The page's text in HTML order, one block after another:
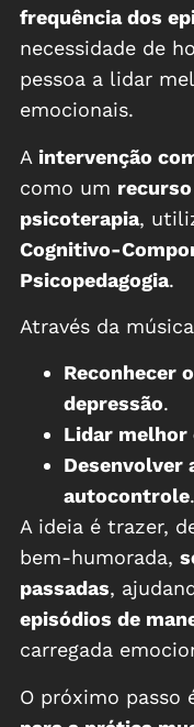
frequência dos
necessidade de
pessoa a lidar
emocionais.
A intervenção
como um
psicoterapia,
Cognitivo-
Psicopedagogia.
Através da
Reconhecer
depressão.
Lidar melhor
Desenvolver
autocontrole.
A ideia é trazer,
bem-humorada,
passadas,
episódios de
carregada
O próximo passo